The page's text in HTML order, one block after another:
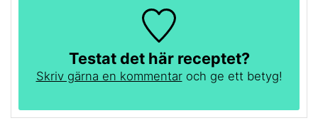
Testat det här receptet?
Skriv gärna en kommentaroch ge ett betyg!